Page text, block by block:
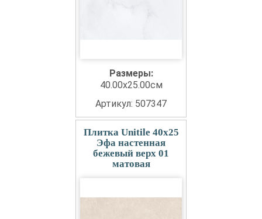
Размеры:
40.00x25.00см
Артикул: 507347
Плитка Unitile 40x25
Эфа настенная
бежевый верх 01
матовая